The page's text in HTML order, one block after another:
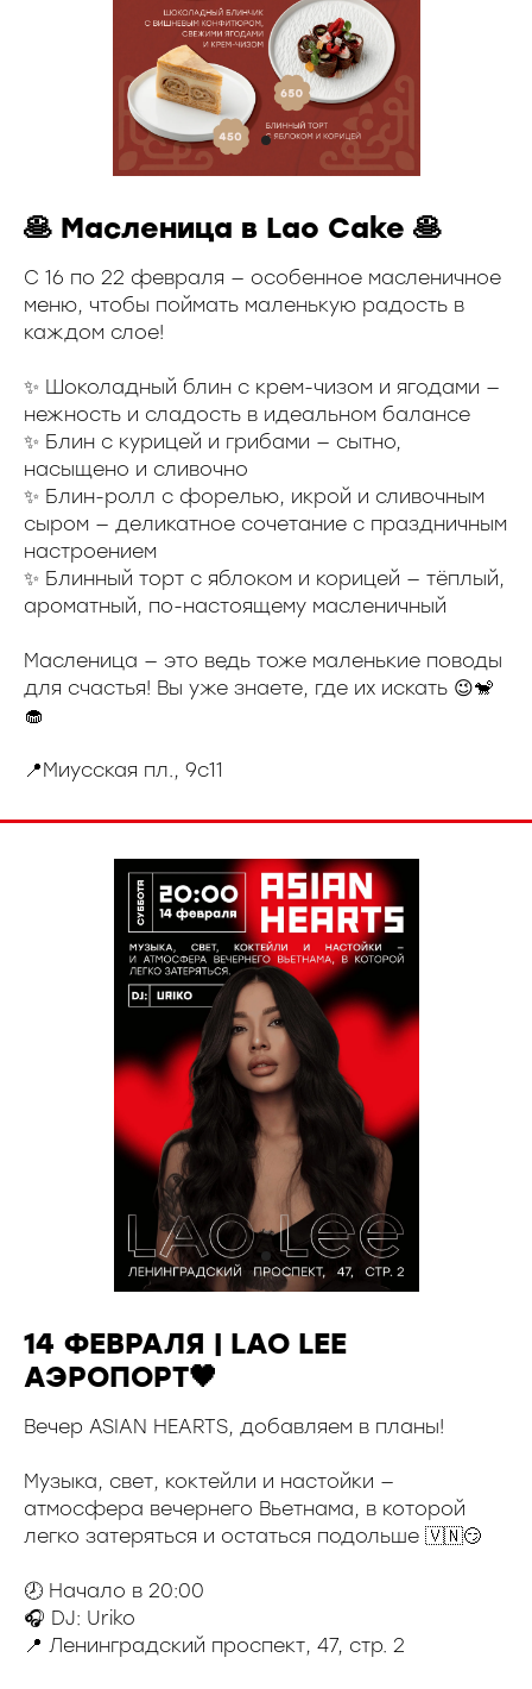
🥞 Масленица в Lao Cake 🥞
С 16 по 22 февраля — особенное масленичное
меню, чтобы поймать маленькую радость в
каждом слое!
✨ Шоколадный блин с крем-чизом и ягодами —
нежность и сладость в идеальном балансе
✨ Блин с курицей и грибами — сытно,
насыщено и сливочно
✨ Блин-ролл с форелью, икрой и сливочным
сыром — деликатное сочетание с праздничным
настроением
✨ Блинный торт с яблоком и корицей — тёплый,
ароматный, по-настоящему масленичный
Масленица — это ведь тоже маленькие поводы
для счастья! Вы уже знаете, где их искать 😉🐒
🧁
📍Миусская пл., 9с11
14 ФЕВРАЛЯ | LAO LEE
АЭРОПОРТ🖤
Вечер ASIAN HEARTS, добавляем в планы!
Музыка, свет, коктейли и настойки —
атмосфера вечернего Вьетнама, в которой
легко затеряться и остаться подольше 🇻🇳😏
🕗 Начало в 20:00
🎧 DJ: Uriko
📍 Ленинградский проспект, 47, стр. 2